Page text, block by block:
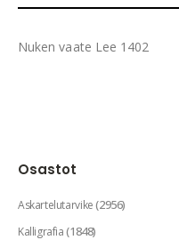
Nuken vaate Lee 1402
Osastot
Askartelutarvike(2956)
Kalligrafia(1848)